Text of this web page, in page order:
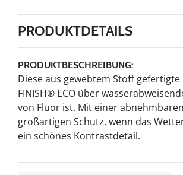
PRODUKTDETAILS
PRODUKTBESCHREIBUNG:
Diese aus gewebtem Stoff gefertigte
FINISH® ECO über
von Fluor ist. Mit einer
großartigen Schutz, wenn das
ein schönes Kontrastdetail.